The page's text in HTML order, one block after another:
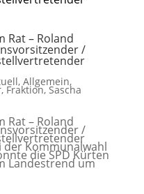
Rat – Roland
/
, Allgemein,
,Fraktion,Sascha
Rat – Roland
/
Kommunalwahl
die SPD Kürten
Landestrend um